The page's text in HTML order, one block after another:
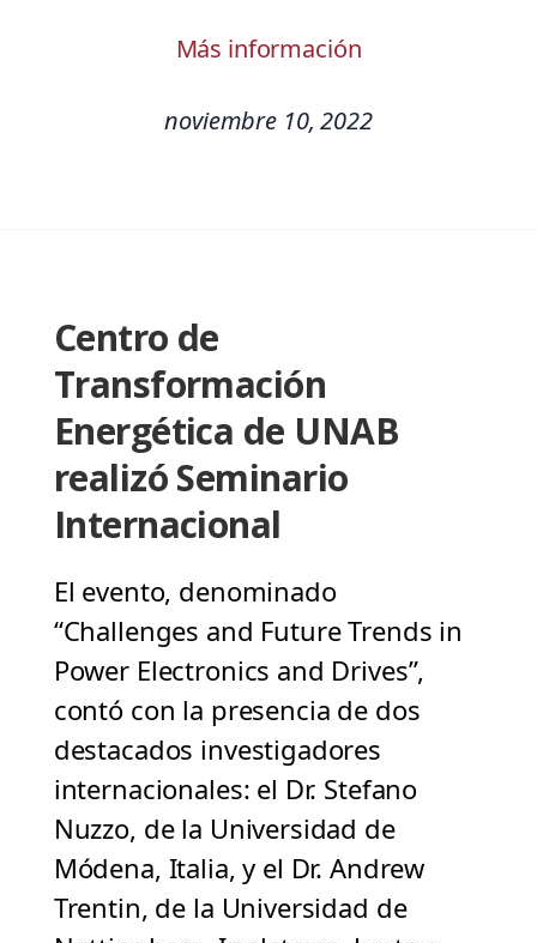
Más información
noviembre 10, 2022
Centro de
Transformación
Energética de UNAB
realizó Seminario
Internacional
El evento, denominado
“Challenges and Future Trends in
Power Electronics and Drives”,
contó con la presencia de dos
destacados investigadores
internacionales: el Dr. Stefano
Nuzzo, de la Universidad de
Módena, Italia, y el Dr. Andrew
Trentin, de la Universidad de